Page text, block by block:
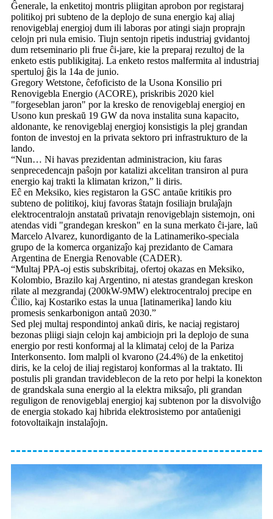
Ĝenerale, la enketitoj montris pliigitan aprobon por registaraj
politikoj pri subteno de la deplojo de suna energio kaj aliaj
renovigeblaj energioj dum ili laboras por atingi siajn proprajn
celojn pri nula emisio. Tiujn sentojn ripetis industriaj gvidantoj
dum retseminario pli frue ĉi-jare, kie la preparaj rezultoj de la
enketo estis publikigitaj. La enketo restos malfermita al industriaj
spertuloj ĝis la 14a de junio.
Gregory Wetstone, ĉefoficisto de la Usona Konsilio pri
Renovigebla Energio (ACORE), priskribis 2020 kiel
"forgeseblan jaron" por la kresko de renovigeblaj energioj en
Usono kun preskaŭ 19 GW da nova instalita suna kapacito,
aldonante, ke renovigeblaj energioj konsistigis la plej grandan
fonton de investoj en la privata sektoro pri infrastrukturo de la
lando.
“Nun… Ni havas prezidentan administracion, kiu faras
senprecedencajn paŝojn por katalizi akcelitan transiron al pura
energio kaj trakti la klimatan krizon,” li diris.
Eĉ en Meksiko, kies registaron la GSC antaŭe kritikis pro
subteno de politikoj, kiuj favoras ŝtatajn fosiliajn brulaĵajn
elektrocentralojn anstataŭ privatajn renovigeblajn sistemojn, oni
atendas vidi "grandegan kreskon" en la suna merkato ĉi-jare, laŭ
Marcelo Alvarez, kunordiganto de la Latinameriko-speciala
grupo de la komerca organizaĵo kaj prezidanto de Camara
Argentina de Energia Renovable (CADER).
“Multaj PPA-oj estis subskribitaj, ofertoj okazas en Meksiko,
Kolombio, Brazilo kaj Argentino, ni atestas grandegan kreskon
rilate al mezgrandaj (200kW-9MW) elektrocentraloj precipe en
Ĉilio, kaj Kostariko estas la unua [latinamerika] lando kiu
promesis senkarbonigon antaŭ 2030.”
Sed plej multaj respondintoj ankaŭ diris, ke naciaj registaroj
bezonas pliigi siajn celojn kaj ambiciojn pri la deplojo de suna
energio por resti konformaj al la klimataj celoj de la Pariza
Interkonsento. Iom malpli ol kvarono (24.4%) de la enketitoj
diris, ke la celoj de iliaj registaroj konformas al la traktato. Ili
postulis pli grandan travideblecon de la reto por helpi la konekton
de grandskala suna energio al la elektra miksaĵo, pli grandan
reguligon de renovigeblaj energioj kaj subtenon por la disvolviĝo
de energia stokado kaj hibrida elektrosistemo por antaŭenigi
fotovoltaikajn instalaĵojn.